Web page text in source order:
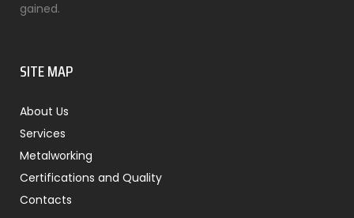
gained.
SITE MAP
About Us
Services
Metalworking
Certifications and Quality
Contacts